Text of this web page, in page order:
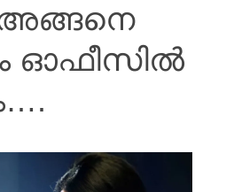
അങ്ങനെ
ഓഫീസിൽ